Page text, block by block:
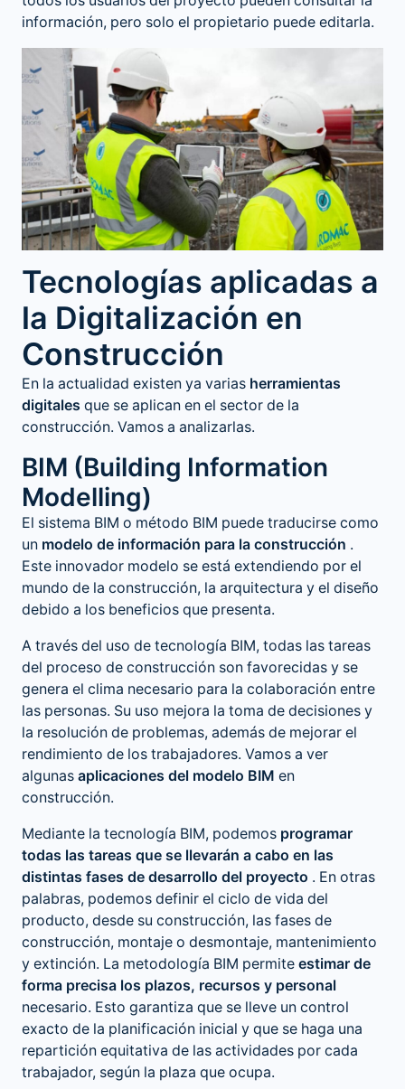
información, pero solo el propietario puede editarla.
Tecnologías aplicadas a
la Digitalización en
Construcción
En la actualidad existen ya varias herramientas
digitales que se aplican en el sector de la
construcción. Vamos a analizarlas.
BIM (Building Information
Modelling)
El sistema BIM o método BIM puede traducirse como
un modelo de información para la construcción .
Este innovador modelo se está extendiendo por el
mundo de la construcción, la arquitectura y el diseño
debido a los beneficios que presenta.
A través del uso de tecnología BIM, todas las tareas
del proceso de construcción son favorecidas y se
genera el clima necesario para la colaboración entre
las personas. Su uso mejora la toma de decisiones y
la resolución de problemas, además de mejorar el
rendimiento de los trabajadores. Vamos a ver
algunas aplicaciones del modelo BIM en
construcción.
Mediante la tecnología BIM, podemos programar
todas las tareas que se llevarán a cabo en las
distintas fases de desarrollo del proyecto . En otras
palabras, podemos definir el ciclo de vida del
producto, desde su construcción, las fases de
construcción, montaje o desmontaje, mantenimiento
y extinción. La metodología BIM permite estimar de
forma precisa los plazos, recursos y personal
necesario. Esto garantiza que se lleve un control
exacto de la planificación inicial y que se haga una
repartición equitativa de las actividades por cada
trabajador, según la plaza que ocupa.